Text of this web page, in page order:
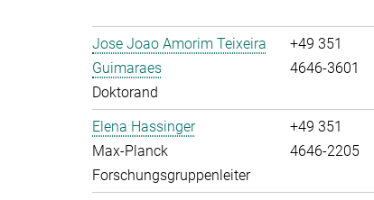
Jose Joao Amorim Teixeira
Guimaraes
Doktorand
+49 351
4646-3601
Elena Hassinger
Max-Planck
Forschungsgruppenleiter
+49 351
4646-2205